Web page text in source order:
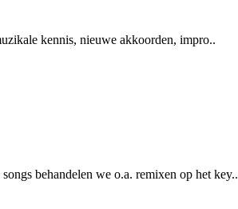
kennis, nieuwe akkoorden, impro..
behandelen we o.a. remixen op het key..